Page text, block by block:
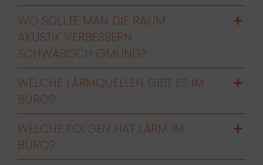
WO SOLLTE MAN DIE RAUM
AKUSTIK VERBESSERN
SCHWÄBISCH GMÜND?
WELCHE LÄRMQUELLEN GIBT ES IM
BÜRO?
WELCHE FOLGEN HAT LÄRM IM
BÜRO?